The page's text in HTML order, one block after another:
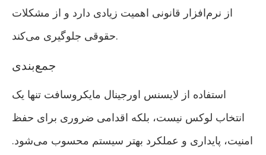
از نرم‌افزار قانونی اهمیت زیادی دارد و از مشکلات
حقوقی جلوگیری می‌کند.
جمع‌بندی
استفاده از لایسنس اورجینال مایکروسافت تنها یک
انتخاب لوکس نیست، بلکه اقدامی ضروری برای حفظ
امنیت، پایداری و عملکرد بهتر سیستم محسوب می‌شود.